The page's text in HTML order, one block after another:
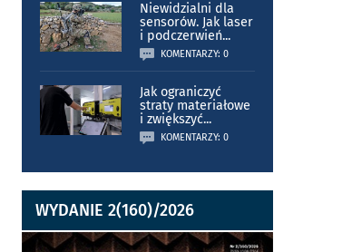
Niewidzialni dla
sensorów. Jak laser
i podczerwień...
KOMENTARZY: 0
Jak ograniczyć
straty materiałowe
i zwiększyć...
KOMENTARZY: 0
WYDANIE 2(160)/2026